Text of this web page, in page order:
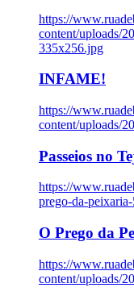
https://
content/uploads/
335x256.jpg
INFAME!
https://
content/uploads/
Passeios no
https://
prego-da-
O Prego da
https://
content/uploads/